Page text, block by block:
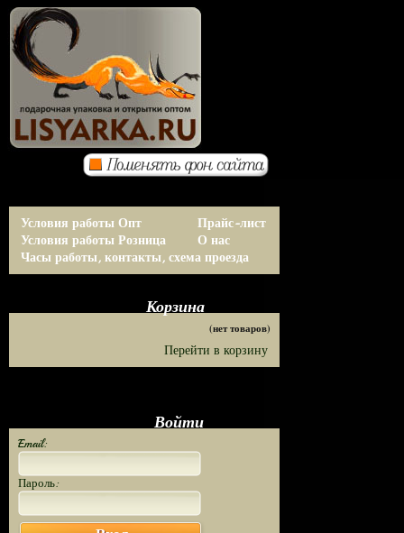
Условия работы Опт
Условия работы Розница
Прайс-лист
О нас
Часы работы, контакты, схема проезда
Корзина
(нет товаров)
Перейти в корзину
Войти
Email:
Пароль: